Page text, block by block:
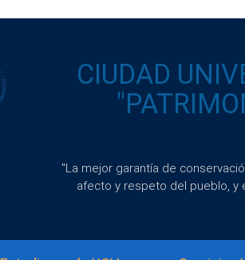
CIUDAD
"La mejor garantía de
afecto y respeto del pueblo, y